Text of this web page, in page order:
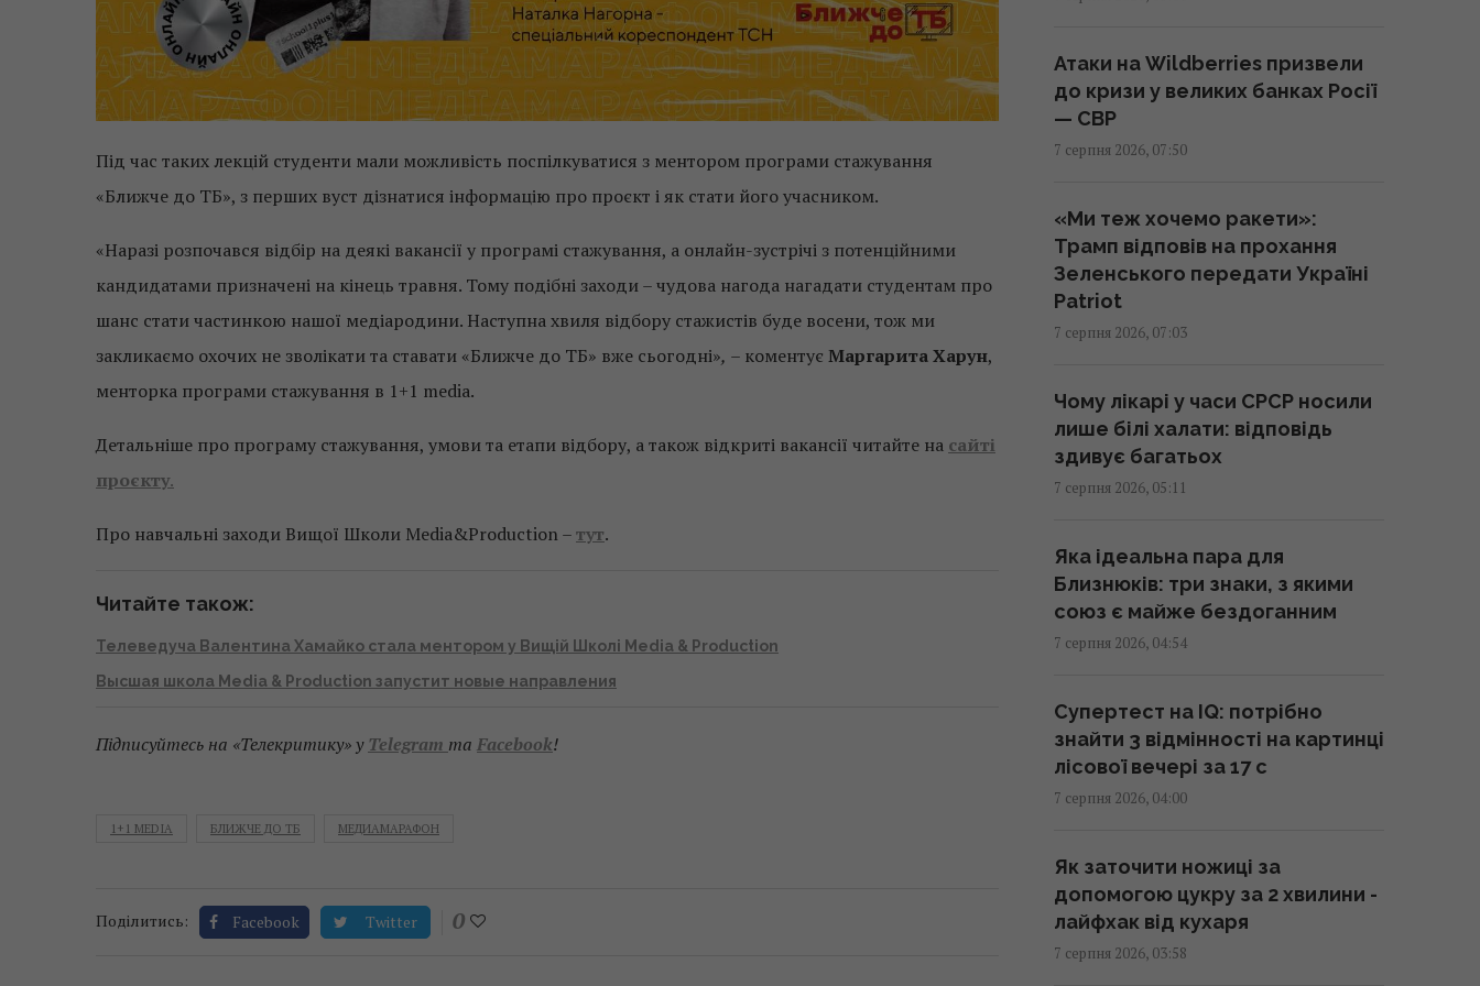
Під час таких лекцій студенти мали можливість поспілкуватися з ментором програми стажування
«Ближче до ТБ», з перших вуст дізнатися інформацію про проєкт і як стати його учасником.
«Наразі розпочався відбір на деякі вакансії у програмі стажування, а онлайн-зустрічі з потенційними
кандидатами призначені на кінець травня. Тому подібні заходи – чудова нагода нагадати студентам про
шанс стати частинкою нашої медіародини. Наступна хвиля відбору стажистів буде восени, тож ми
закликаємо охочих не зволікати та ставати «Ближче до ТБ» вже сьогодні», – коментує Маргарита Харун,
менторка програми стажування в 1+1 media.
Детальніше про програму стажування, умови та етапи відбору, а також відкриті вакансії читайте на сайті
проєкту.
Про навчальні заходи Вищої Школи Media&Production –тут.
Читайте також:
Телеведуча Валентина Хамайко стала ментором у Вищій Школі Media & Production
Высшая школа Media & Production запустит новые направления
Підписуйтесь на «Телекритику» у Telegram та Facebook!
1+1 MEDIA БЛИЖЧЕ ДО ТБ МЕДИАМАРАФОН
Поділитись: Facebook Twitter 0
Камера в під'їзді та у дворі:
коли можна встановлювати без
"Це просто сафарі": жителі
Запоріжжя розповіли Reuters
про полювання російських
7 серпня: церковне свято
сьогодні, кому не можна багато
Єдиний справді дикий кінь у
світі вижив завдяки лише 12
Спаси, День Незалежності та
багато чого іншого: усі свята
Трамп розлютився через витік
інформації про дефіцит запасів
Атаки на Wildberries призвели
до кризи у великих банках Росії
— СВР
7 серпня 2026, 07:50
«Ми теж хочемо ракети»:
Трамп відповів на прохання
Зеленського передати Україні
Patriot
7 серпня 2026, 07:03
Чому лікарі у часи СРСР носили
лише білі халати: відповідь
здивує багатьох
7 серпня 2026, 05:11
Яка ідеальна пара для
Близнюків: три знаки, з якими
союз є майже бездоганним
7 серпня 2026, 04:54
Супертест на IQ: потрібно
знайти 3 відмінності на картинці
лісової вечері за 17 с
7 серпня 2026, 04:00
Як заточити ножиці за
допомогою цукру за 2 хвилини -
лайфхак від кухаря
7 серпня 2026, 03:58